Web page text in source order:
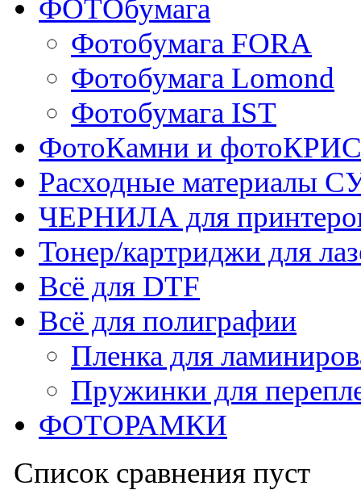
ФОТОбумага
Фотобумага FORA
Фотобумага Lomond
Фотобумага IST
ФотоКамни и
Расходные
ЧЕРНИЛА для
Тонер/картриджи для
Всё для DTF
Всё для полиграфии
Пленка для
Пружинки для
ФОТОРАМКИ
Список сравнения пуст